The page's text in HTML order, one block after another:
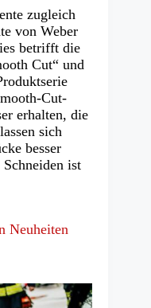
zugleich
von Weber
betrifft die
Cut“ und
Cut-
erhalten, die
sich
besser
ist
Neuheiten